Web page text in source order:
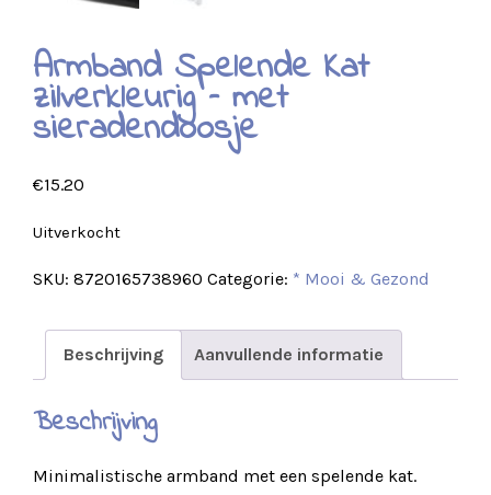
Armband Spelende Kat
zilverkleurig – met
sieradendoosje
€15.20
Uitverkocht
SKU: 8720165738960 Categorie: * Mooi & Gezond
Beschrijving Aanvullende informatie
Beschrijving
Minimalistische armband met een spelende kat.